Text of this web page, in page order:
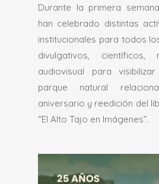
Durante la primera
han celebrado distintas
institucionales para todos
divulgativos, científicos,
audiovisual para
parque natural
aniversario y reedición del
“El Alto Tajo en Imágenes”.